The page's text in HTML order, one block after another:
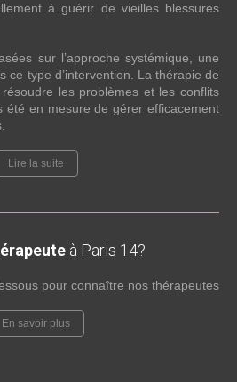
à guérir de vieilles blessures
sur l’approche systémique, une
ce type d’intervention. La thérapie de
les problèmes et les conflits
été en mesure de gérer efficacement
Lire la suite
à Paris 14?
pour connaître nos thérapeutes
En savoir plus